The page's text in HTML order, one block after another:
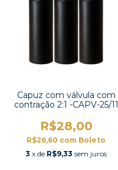
Capuz com válvula com
contração 2:1 -CAPV-25/11
R$28,00
R$26,60 com Boleto
3 x de R$9,33 sem juros